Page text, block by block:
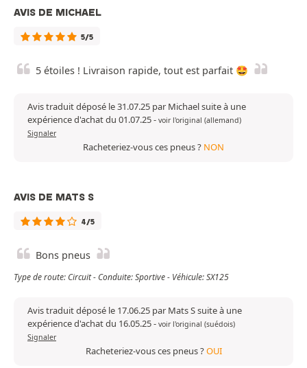
AVIS DE MICHAEL
5/5
5 étoiles ! Livraison rapide, tout est parfait 🤩
Avis traduit déposé le 31.07.25 par Michael suite à une
expérience d'achat du 01.07.25- voir l'original (allemand)
Signaler
Racheteriez-vous ces pneus ? NON
AVIS DE MATS S
4/5
Bons pneus
Type de route: Circuit - Conduite: Sportive - Véhicule: SX125
Avis traduit déposé le 17.06.25 par Mats S suite à une
expérience d'achat du 16.05.25- voir l'original (suédois)
Signaler
Racheteriez-vous ces pneus ?OUI